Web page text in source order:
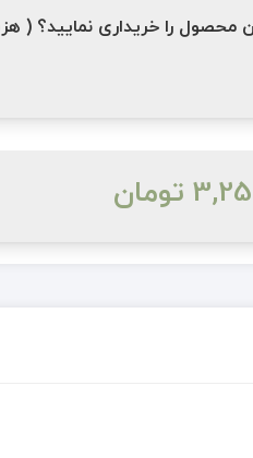
را خریداری نمایید؟ ( هزینه مازاد: